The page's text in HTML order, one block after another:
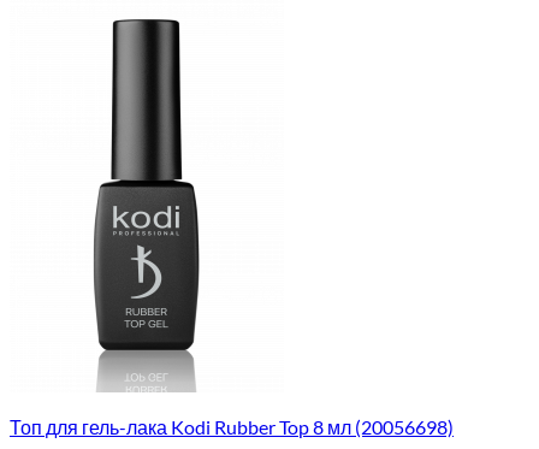
Топ для гель-лака Kodi Rubber Top 8 мл (20056698)